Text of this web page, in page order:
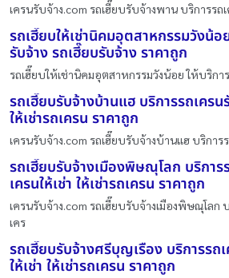
เครนรับจ้าง.com รถเฮี๊ยบรับจ้างพาน บริการรถ
รถเฮี๊ยบให้เช่านิคมอุตสาหกรรมวังน้อ
รับจ้าง รถเฮี๊ยบรับจ้าง ราคาถูก
รถเฮี๊ยบให้เช่านิคมอุตสาหกรรมวังน้อย ให้บริกา
รถเฮี๊ยบรับจ้างบ้านแฮ บริการรถเครน
ให้เช่ารถเครน ราคาถูก
เครนรับจ้าง.com รถเฮี๊ยบรับจ้างบ้านแฮ บริการ
รถเฮี๊ยบรับจ้างเมืองพิษณุโลก บริการ
เครนให้เช่า ให้เช่ารถเครน ราคาถูก
เครนรับจ้าง.com รถเฮี๊ยบรับจ้างเมืองพิษณุโลก
เคร
รถเฮี๊ยบรับจ้างศรีบุญเรือง บริการรถ
ให้เช่า ให้เช่ารถเครน ราคาถูก